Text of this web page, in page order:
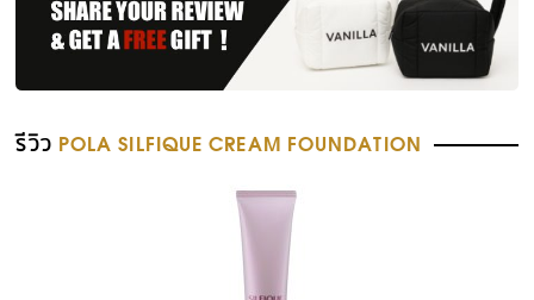
รีวิว POLA SILFIQUE CREAM FOUNDATION